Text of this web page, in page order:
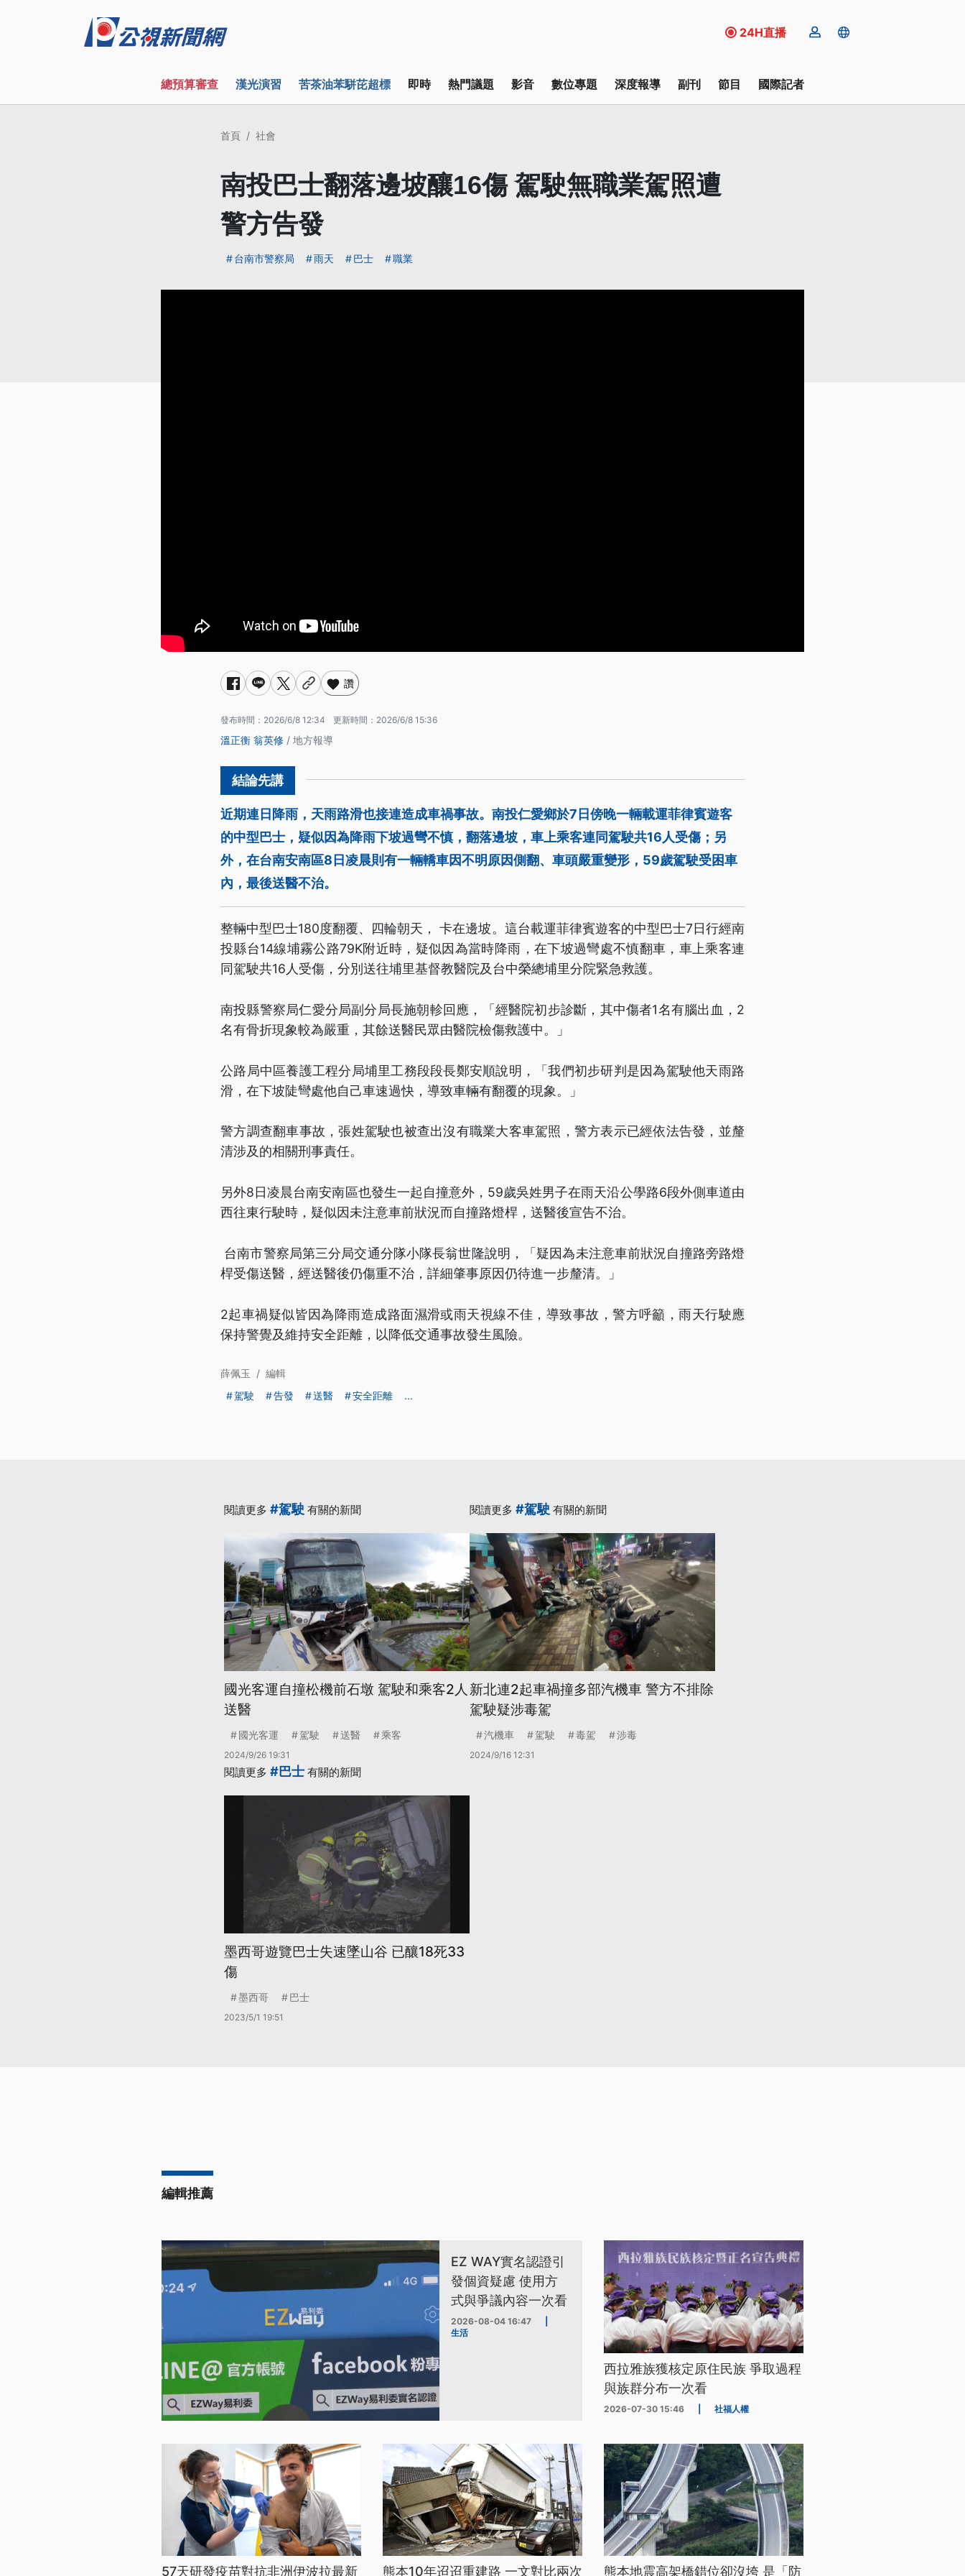
24H直播
總預算審查 漢光演習 苦茶油苯駢芘超標 即時 熱門議題 影音 數位專題 深度報導 副刊 節目 國際記者
首頁 社會
南投巴士翻落邊坡釀16傷 駕駛無職業駕照遭
警方告發
台南市警察局 雨天 巴士 職業
讚
發布時間： 2026/6/8 12:34 更新時間： 2026/6/8 15:36
溫正衡 翁英修 / 地方報導
近期連日降雨，天雨路滑也接連造成車禍事故。南投仁愛鄉於7日傍晚一輛載運菲律賓遊客
的中型巴士，疑似因為降雨下坡過彎不慎，翻落邊坡，車上乘客連同駕駛共16人受傷；另
外，在台南安南區8日凌晨則有一輛轎車因不明原因側翻、車頭嚴重變形，59歲駕駛受困車
內，最後送醫不治。
整輛中型巴士180度翻覆、四輪朝天， 卡在邊坡。這台載運菲律賓遊客的中型巴士7日行經南
投縣台14線埔霧公路79K附近時，疑似因為當時降雨，在下坡過彎處不慎翻車，車上乘客連
同駕駛共16人受傷，分別送往埔里基督教醫院及台中榮總埔里分院緊急救護。
南投縣警察局仁愛分局副分局長施朝軫回應，「經醫院初步診斷，其中傷者1名有腦出血，2
名有骨折現象較為嚴重，其餘送醫民眾由醫院檢傷救護中。」
公路局中區養護工程分局埔里工務段段長鄭安順說明，「我們初步研判是因為駕駛他天雨路
滑，在下坡陡彎處他自己車速過快，導致車輛有翻覆的現象。」
警方調查翻車事故，張姓駕駛也被查出沒有職業大客車駕照，警方表示已經依法告發，並釐
清涉及的相關刑事責任。
另外8日凌晨台南安南區也發生一起自撞意外，59歲吳姓男子在雨天沿公學路6段外側車道由
西往東行駛時，疑似因未注意車前狀況而自撞路燈桿，送醫後宣告不治。
台南市警察局第三分局交通分隊小隊長翁世隆說明，「疑因為未注意車前狀況自撞路旁路燈
桿受傷送醫，經送醫後仍傷重不治，詳細肇事原因仍待進一步釐清。」
2起車禍疑似皆因為降雨造成路面濕滑或雨天視線不佳，導致事故，警方呼籲，雨天行駛應
保持警覺及維持安全距離，以降低交通事故發生風險。
薛佩玉 / 編輯
駕駛
告發 送醫 安全距離 ...
閱讀更多 #駕駛 有關的新聞
國光客運自撞松機前石墩 駕駛和乘客2人
送醫
國光客運 駕駛 送醫 乘客
2024/9/26 19:31
閱讀更多 #駕駛 有關的新聞
新北連2起車禍撞多部汽機車 警方不排除
駕駛疑涉毒駕
汽機車 駕駛 毒駕 涉毒
2024/9/16 12:31
閱讀更多 #巴士 有關的新聞
墨西哥遊覽巴士失速墜山谷 已釀18死33
傷
墨西哥 巴士
2023/5/1 19:51
編輯推薦
EZ WAY實名認證引
發個資疑慮 使用方
式與爭議內容一次看
2026-08-04 16:47
生活
西拉雅族獲核定原住民族 爭取過程
與族群分布一次看
2026-07-30 15:46 社福人權
57天研發疫苗對抗非洲伊波拉最新 熊本10年迢迢重建路 一文對比兩次 熊本地震高架橋錯位卻沒垮 是「防